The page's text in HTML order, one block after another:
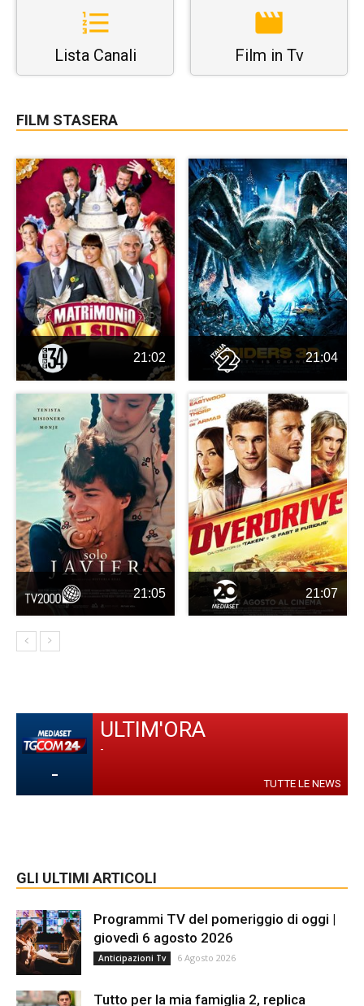
Lista Canali Film in Tv
FILM STASERA
21:02 21:04
21:05 21:07
-
ULTIM'ORA
-
TUTTE LE NEWS
GLI ULTIMI ARTICOLI
Programmi TV del pomeriggio di oggi |
giovedì 6 agosto 2026
Anticipazioni Tv 6 Agosto 2026
Tutto per la mia famiglia 2, replica